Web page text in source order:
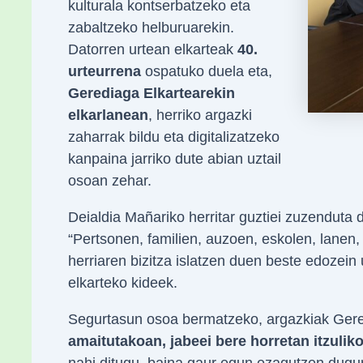
kulturala kontserbatzeko eta
zabaltzeko helburuarekin.
Datorren urtean elkarteak 40.
urteurrenaospatuko duela eta,
Gerediaga Elkartearekin
elkarlanean, herriko argazki
zaharrak bildu eta digitalizatzeko
kanpaina jarriko dute abian uztail
osoan zehar.
Deialdia Mañariko herritar guztiei zuzenduta
“Pertsonen, familien, auzoen, eskolen,
herriaren bizitza islatzen duen beste
elkarteko kideek.
Segurtasun osoa bermatzeko, argazkiak
amaitutakoan, jabeei bere horretan